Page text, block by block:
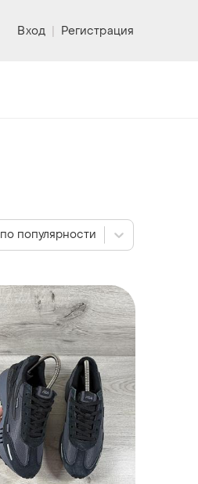
Вход | Регистрация
по популярности